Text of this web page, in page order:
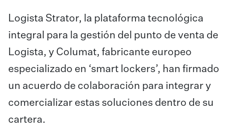
Logista Strator, la plataforma tecnológica
integral para la gestión del punto de venta de
Logista, y Columat, fabricante europeo
especializado en ‘smart lockers’, han firmado
un acuerdo de colaboración para integrar y
comercializar estas soluciones dentro de su
cartera.